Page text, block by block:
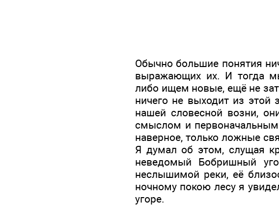
Обычно большие понятия
выражающих их. И тогда
либо ищем новые, ещё не
ничего не выходит из
нашей словесной возни,
смыслом и
наверное, только ложные
Я думал об этом, слущая
неведомый Бобришный
неслышимой реки, её
ночному покою лесу я
угоре.